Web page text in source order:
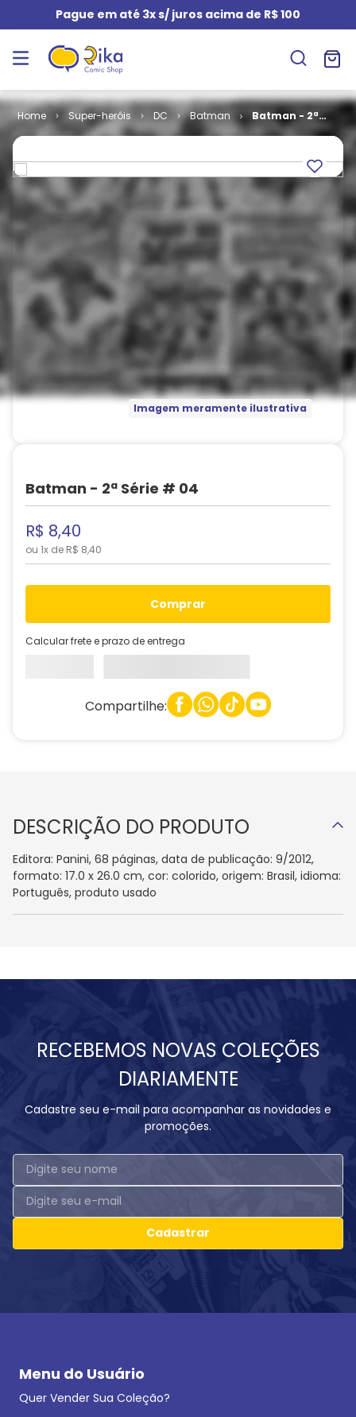
Pague em até 3x s/ juros acima de R$ 100
Super-heróis DC Batman
Batman - 2ª
Série # 04
Imagem meramente ilustrativa
Batman - 2ª Série # 04
R$ 8,40
ou 1x de R$ 8,40
comprar
Calcular frete e prazo de entrega
Compartilhe:
DESCRIÇÃO DO PRODUTO
Editora: Panini, 68 páginas, data de publicação: 9/2012,
formato: 17.0 x 26.0 cm, cor: colorido, origem: Brasil, idioma:
Português, produto usado
RECEBEMOS NOVAS COLEÇÕES
DIARIAMENTE
Cadastre seu e-mail para acompanhar as novidades e
promoções.
Cadastrar
Menu do Usuário
Quer Vender Sua Coleção?